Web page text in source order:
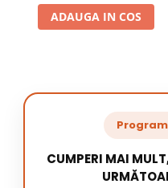
ADAUGA IN COS
CUMPERI MAI